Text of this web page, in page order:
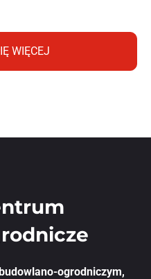
WIĘCEJ
ogrodniczym,